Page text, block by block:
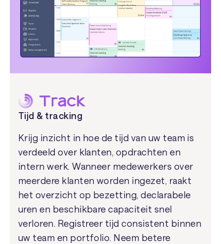
Tijd & tracking
Krijg inzicht in hoe de tijd van uw team is
verdeeld over klanten, opdrachten en
intern werk. Wanneer medewerkers over
meerdere klanten worden ingezet, raakt
het overzicht op bezetting, declarabele
uren en beschikbare capaciteit snel
verloren. Registreer tijd consistent binnen
uw team en portfolio. Neem betere